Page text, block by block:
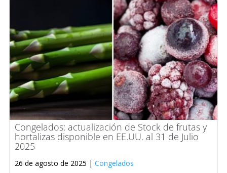
Congelados: actualización de Stock de frutas y
hortalizas disponible en EE.UU. al 31 de Julio
2025
26 de agosto de 2025 | Congelados